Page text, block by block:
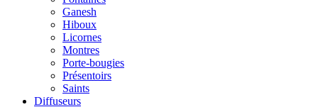
Ganesh
Hiboux
Licornes
Montres
Porte-bougies
Présentoirs
Saints
Diffuseurs